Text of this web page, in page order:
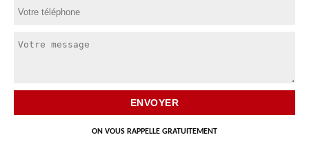
ON VOUS RAPPELLE GRATUITEMENT